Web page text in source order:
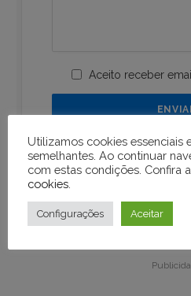
Aceito receber
Publicidade
Utilizamos cookies essenciais
semelhantes. Ao continuar
com estas condições. Confira a
cookies
Configurações Aceitar